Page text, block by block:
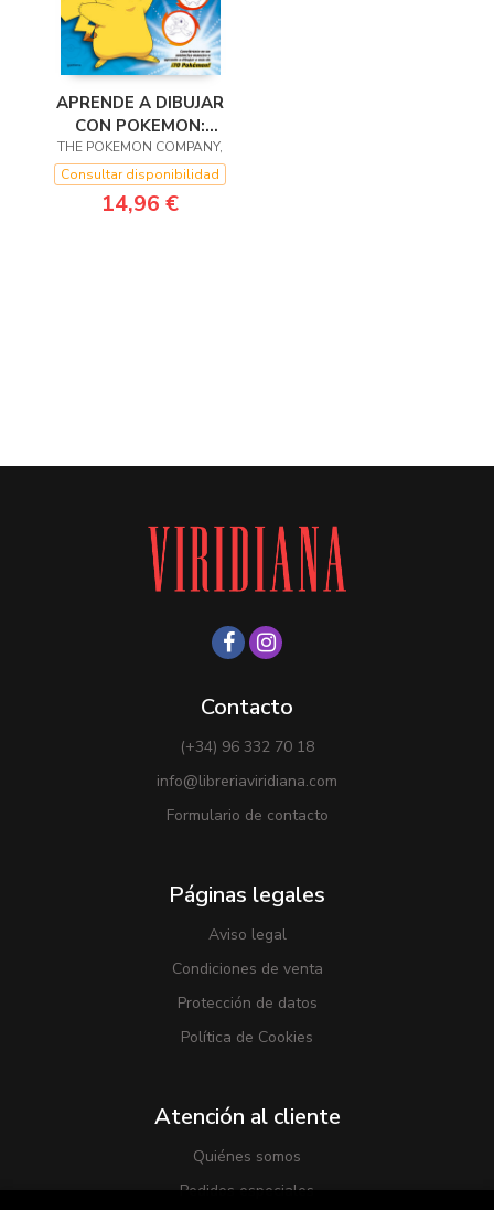
APRENDE A DIBUJAR
CON POKEMON:
GUIA ESENCIAL
DELUX
THE POKEMON COMPANY,
Consultar disponibilidad
14,96 €
Contacto
(+34) 96 332 70 18
info@libreriaviridiana.com
Formulario de contacto
Páginas legales
Aviso legal
Condiciones de venta
Protección de datos
Política de Cookies
Atención al cliente
Quiénes somos
Pedidos especiales